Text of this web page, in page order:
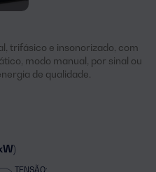
trifásico e insonorizado, com
modo manual, por sinal ou
de qualidade.
TENSÃO: